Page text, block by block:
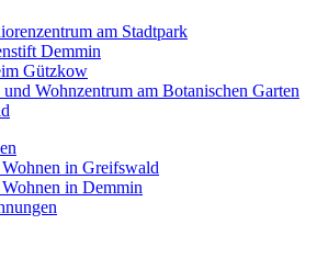
am Stadtpark
Demmin
Gützkow
und Wohnzentrum am Botanischen Garten
Wohnen in Greifswald
in Demmin